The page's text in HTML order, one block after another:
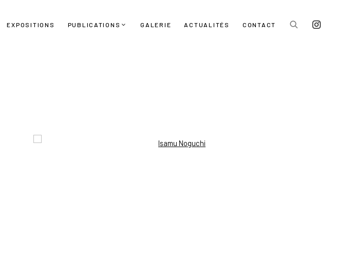
EXPOSITIONS PUBLICATIONS GALERIE ACTUALITÉS CONTACT